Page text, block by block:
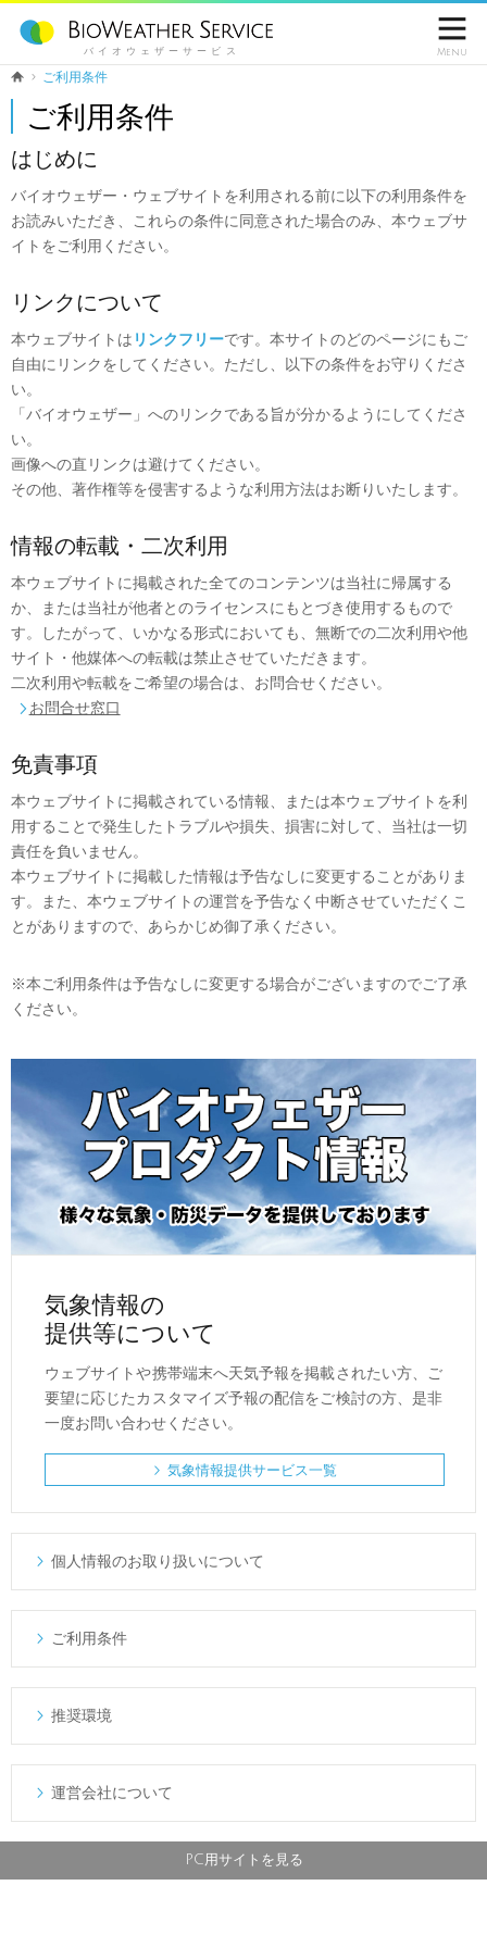
バイオウェザーサービス

Menu
ご利用条件
ご利用条件
はじめに
バイオウェザー・ウェブサイトを利用される前に以下の利用条件を
お読みいただき、これらの条件に同意された場合のみ、本ウェブサ
イトをご利用ください。
リンクについて
本ウェブサイトは リンクフリーです。本サイトのどのページにもご
自由にリンクをしてください。ただし、以下の条件をお守りくださ
い。
「バイオウェザー」へのリンクである旨が分かるようにしてくださ
い。
画像への直リンクは避けてください。
その他、著作権等を侵害するような利用方法はお断りいたします。
情報の転載・二次利用
本ウェブサイトに掲載された全てのコンテンツは当社に帰属する
か、または当社が他者とのライセンスにもとづき使用するもので
す。したがって、いかなる形式においても、無断での二次利用や他
サイト・他媒体への転載は禁止させていただきます。
二次利用や転載をご希望の場合は、お問合せください。
 お問合せ窓口
免責事項
本ウェブサイトに掲載されている情報、または本ウェブサイトを利
用することで発生したトラブルや損失、損害に対して、当社は一切
責任を負いません。
本ウェブサイトに掲載した情報は予告なしに変更することがありま
す。また、本ウェブサイトの運営を予告なく中断させていただくこ
とがありますので、あらかじめ御了承ください。
※本ご利用条件は予告なしに変更する場合がございますのでご了承
ください。
気象情報の
提供等について
ウェブサイトや携帯端末へ天気予報を掲載されたい方、ご
要望に応じたカスタマイズ予報の配信をご検討の方、是非
一度お問い合わせください。
 気象情報提供サービス一覧
 個人情報のお取り扱いについて
 ご利用条件
 推奨環境
 運営会社について
PC用サイトを見る